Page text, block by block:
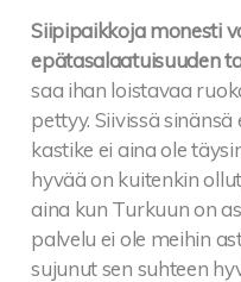
Siipipaikkoja monesti
epätasalaatuisuuden
saa ihan loistavaa
pettyy. Siivissä
kastike ei aina ole
hyvää on kuitenkin
aina kun Turkuun on
palvelu ei ole meihin
sujunut sen suhteen